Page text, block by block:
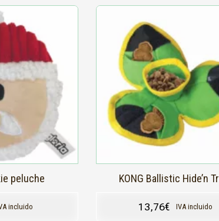
peluche
incluido
KONG Ballistic Hide’n
13,76€ IVA incluido
Este
múltiples
variantes.
opciones
pueden
elegir
de
producto